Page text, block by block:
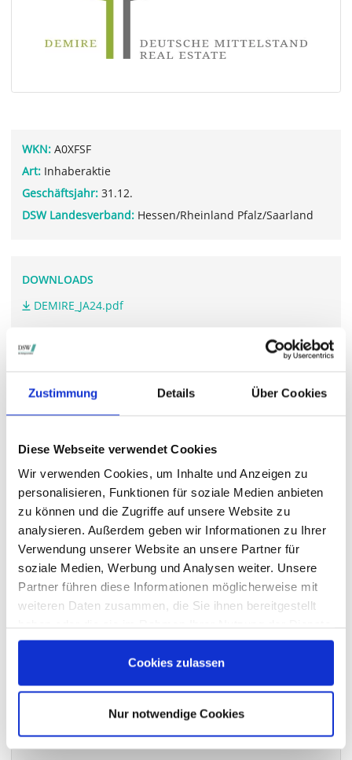
Zustimmung Details Über Cookies
Diese Webseite verwendet Cookies
Wir verwenden Cookies, um Inhalte und Anzeigen zu
personalisieren, Funktionen für soziale Medien anbieten
zu können und die Zugriffe auf unsere Website zu
analysieren. Außerdem geben wir Informationen zu Ihrer
Verwendung unserer Website an unsere Partner für
soziale Medien, Werbung und Analysen weiter. Unsere
Partner führen diese Informationen möglicherweise mit
weiteren Daten zusammen, die Sie ihnen bereitgestellt
gesammelt haben.
Cookies zulassen
Nur notwendige Cookies
WKN: A0XFSF
Art: Inhaberaktie
Geschäftsjahr: 31.12.
DSW Landesverband: Hessen/Rheinland Pfalz/Saarland
DOWNLOADS
DEMIRE_JA24.pdf
WEITERFÜHRENDE LINKS
STIMMRECHTSVERTRETUNG DURCH DIE DSW
Die DSW vertritt Ihre Stimmrechteauf sämtlichen
wichtigen Hauptversammlungen in Deutschland.
VERGANGENE HAUPTVERSAMMLUNGSTERMINE
archiv.hauptversammlung.de
Die nächsten Termine